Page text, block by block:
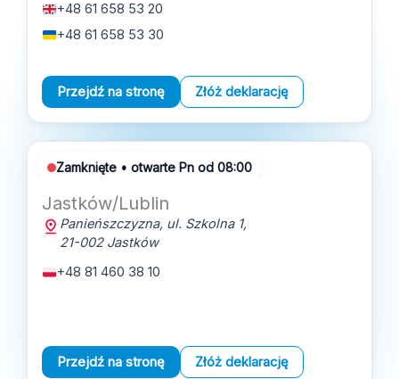
+48 61 658 53 20
+48 61 658 53 30
Przejdź na stronę Złóż deklarację
Zamknięte • otwarte Pn od 08:00
Jastków/Lublin
Panieńszczyzna, ul. Szkolna 1,
21-002 Jastków
+48 81 460 38 10
Przejdź na stronę Złóż deklarację